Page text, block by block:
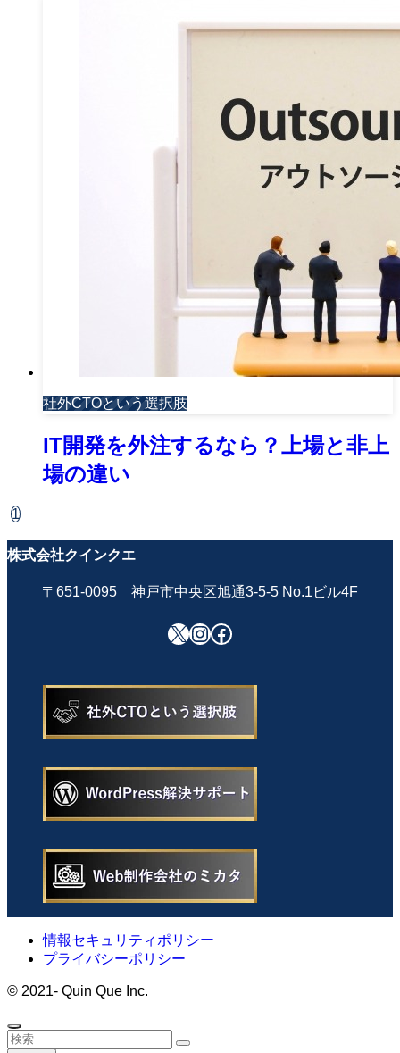
社外CTOという選択肢
IT開発を外注するなら？上場と非上
場の違い
1
株式会社クインクエ
〒651-0095 神戸市中央区旭通3-5-5 No.1ビル4F
X Instagram
Facebook
情報セキュリティポリシー
プライバシーポリシー
© 2021- Quin Que Inc.